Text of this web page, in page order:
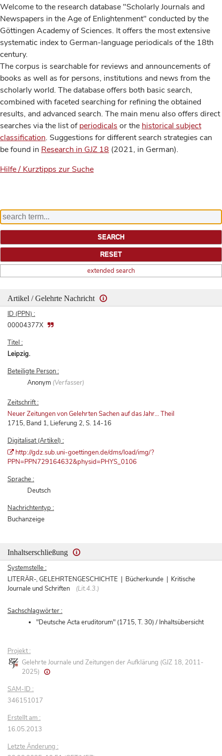
Welcome to the research database "Scholarly Journals and
Newspapers in the Age of Enlightenment" conducted by the
Göttingen Academy of Sciences. It offers the most extensive
systematic index to German-language periodicals of the 18th
century.
The corpus is searchable for reviews and announcements of
books as well as for persons, institutions and news from the
scholarly world. The database offers both basic search,
combined with faceted searching for refining the obtained
results, and advanced search. The main menu also offers direct
searches via the list ofperiodicals or the historical subject
classification. Suggestions for different search strategies can
be found in Research in GJZ 18 (2021, in German).
Hilfe / Kurztipps zur Suche
extended search
Artikel / Gelehrte Nachricht
ID (PPN) :
00004377X
Titel :
Leipzig.
Beteiligte Person :
Anonym (Verfasser)
Zeitschrift :
Neuer Zeitungen von Gelehrten Sachen auf das Jahr... Theil
1715, Band 1, Lieferung 2, S. 14-16
Digitalisat (Artikel) :
http://gdz.sub.uni-goettingen.de/dms/load/img/?
PPN=PPN729164632&physid=PHYS_0106
Sprache :
Deutsch
Nachrichtentyp :
Buchanzeige
Inhaltserschließung
Systemstelle :
LITERÄR-, GELEHRTENGESCHICHTE | Bücherkunde | Kritische
Journale und Schriften
(Lit.4.3.)
Sachschlagwörter :
"Deutsche Acta eruditorum" (1715, T. 30) / Inhaltsübersicht
Projekt :
Gelehrte Journale und Zeitungen der Aufklärung (GJZ 18, 2011-
2025)
SAM-ID :
346151017
Erstellt am :
16.05.2013
Letzte Änderung :